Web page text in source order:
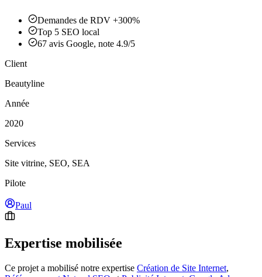
Demandes de RDV +300%
Top 5 SEO local
67 avis Google, note 4.9/5
Client
Beautyline
Année
2020
Services
Site vitrine, SEO, SEA
Pilote
Paul
Expertise mobilisée
Ce projet a mobilisé notre expertise Création de Site Internet,